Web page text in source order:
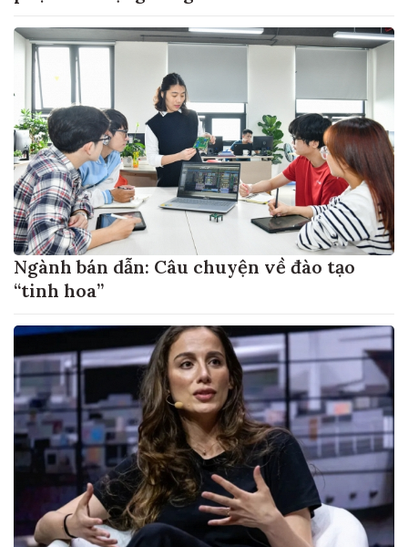
Ngành bán dẫn: Câu chuyện về đào tạo
“tinh hoa”